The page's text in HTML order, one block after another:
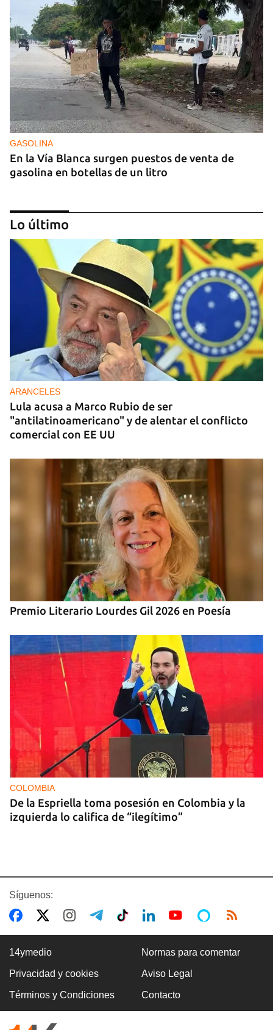
GASOLINA
En la Vía Blanca surgen puestos de venta de
gasolina en botellas de un litro
DONACIONES
China entrega otros 5.000 sistemas fotovoltaicos
para zonas rurales de Cuba
Lo último
ARANCELES
Lula acusa a Marco Rubio de ser
"antilatinoamericano" y de alentar el conflicto
comercial con EE UU
Premio Literario Lourdes Gil 2026 en Poesía
COLOMBIA
De la Espriella toma posesión en Colombia y la
izquierda lo califica de “ilegítimo”
BOXEO
El boxeo masculino cubano se quedó sin títulos
en Santo Domingo
Síguenos:
14ymedio Normas para comentar
Privacidad y cookies Aviso Legal
Términos y Condiciones Contacto